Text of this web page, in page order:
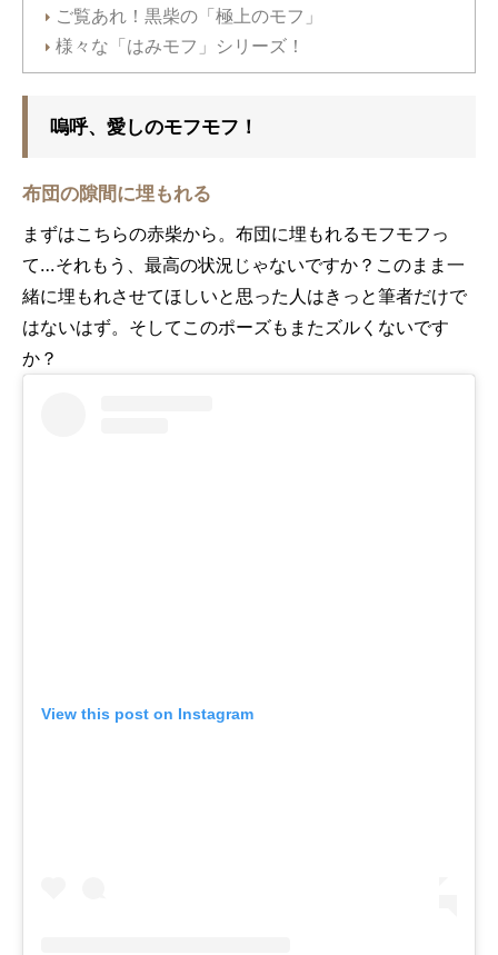
ご覧あれ！黒柴の「極上のモフ」
様々な「はみモフ」シリーズ！
嗚呼、愛しのモフモフ！
布団の隙間に埋もれる
まずはこちらの赤柴から。布団に埋もれるモフモフっ
て…それもう、最高の状況じゃないですか？このまま一
緒に埋もれさせてほしいと思った人はきっと筆者だけで
はないはず。そしてこのポーズもまたズルくないです
か？
View this post on Instagram